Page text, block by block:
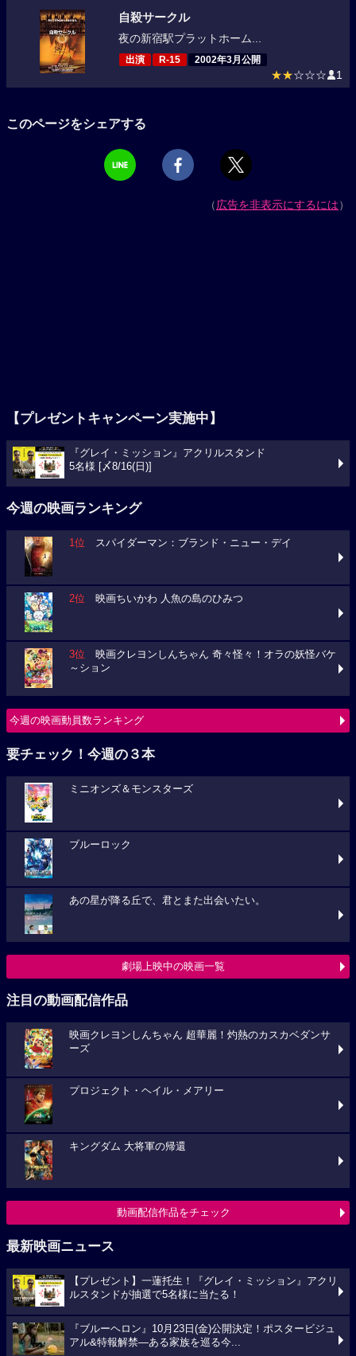
自殺サークル
夜の新宿駅プラットホーム...
出演 R-15 2002年3月公開
★★☆☆☆ 1
このページをシェアする
（広告を非表示にするには）
【プレゼントキャンペーン実施中】
『グレイ・ミッション』アクリルスタンド
5名様 [〆8/16(日)]
今週の映画ランキング
1位 スパイダーマン：ブランド・ニュー・デイ
2位 映画ちいかわ 人魚の島のひみつ
3位 映画クレヨンしんちゃん 奇々怪々！オラの妖怪バケ
～ション
今週の映画動員数ランキング
要チェック！今週の３本
ミニオンズ＆モンスターズ
ブルーロック
あの星が降る丘で、君とまた出会いたい。
劇場上映中の映画一覧
注目の動画配信作品
映画クレヨンしんちゃん 超華麗！灼熱のカスカベダンサ
ーズ
プロジェクト・ヘイル・メアリー
キングダム 大将軍の帰還
動画配信作品をチェック
最新映画ニュース
【プレゼント】一蓮托生！『グレイ・ミッション』アクリ
ルスタンドが抽選で5名様に当たる！
『ブルーヘロン』10月23日(金)公開決定！ポスタービジュ
アル&特報解禁―ある家族を巡る今...